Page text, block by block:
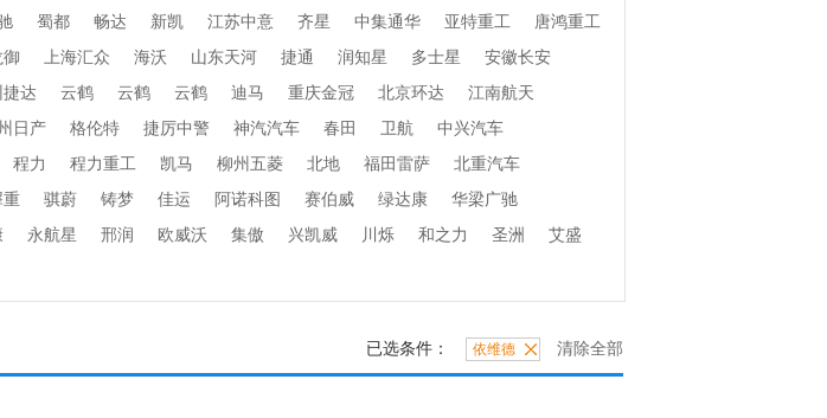
蜀都 畅达 新凯 江苏中意 齐星 中集通华 亚特重工
唐鸿重工
上海汇众 海沃 山东天河 捷通 润知星 多士星
安徽长安
达 云鹤 云鹤 云鹤 迪马 重庆金冠 北京环达
江南航天
日产 格伦特 捷厉中警 神汽汽车 春田 卫航
中兴汽车
程力 程力重工 凯马 柳州五菱 北地 福田雷萨
北重汽车
重 骐蔚 铸梦 佳运 阿诺科图 赛伯威 绿达康
华梁广驰
永航星 邢润 欧威沃 集傲 兴凯威 川烁 和之力 圣洲
艾盛
已选条件： 依维德 清除全部